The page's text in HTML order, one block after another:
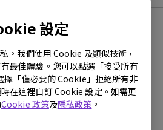
設定
。我們使用 Cookie 及類似技術，
最佳體驗。您可以點選「接受所有
「僅必要的 Cookie」拒絕所有非
在這裡自訂 Cookie 設定。如需更
Cookie 政策及隱私政策 。